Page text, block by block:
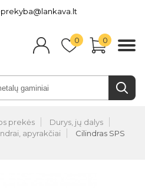
0 0
prekės
Durys, jų dalys
apyrakčiai
Cilindras SPS